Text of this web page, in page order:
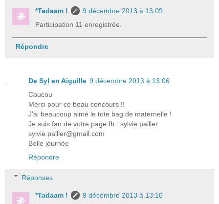
*Tadaam !
9 décembre 2013 à 13:09
Participation 11 enregistrée.
Répondre
De Syl en Aiguille 9 décembre 2013 à 13:06
Coucou
Merci pour ce beau concours !!
J'ai beaucoup aimé le tote bag de maternelle !
Je suis fan de votre page fb : sylvie pailler
sylvie.pailler@gmail.com
Belle journée
Répondre
Réponses
*Tadaam !
9 décembre 2013 à 13:10